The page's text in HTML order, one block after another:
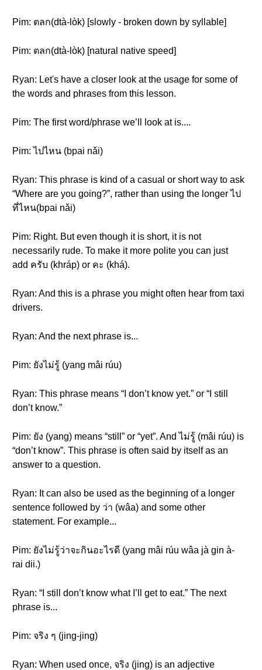
Pim: ตลก(dtà-lòk) [slowly - broken down by syllable]
Pim: ตลก(dtà-lòk) [natural native speed]
Ryan: Let's have a closer look at the usage for some of
the words and phrases from this lesson.
Pim: The first word/phrase we’ll look at is....
Pim: ไปไหน (bpai nǎi)
Ryan: This phrase is kind of a casual or short way to ask
“Where are you going?”, rather than using the longer ไป
ที่ไหน(bpai nǎi)
Pim: Right. But even though it is short, it is not
necessarily rude. To make it more polite you can just
add ครับ (khráp) or คะ (khá).
Ryan: And this is a phrase you might often hear from taxi
drivers.
Ryan: And the next phrase is...
Pim: ยังไม่รู้ (yang mâi rúu)
Ryan: This phrase means “I don’t know yet.” or “I still
don’t know.”
Pim: ยัง (yang) means “still” or “yet”. And ไม่รู้ (mâi rúu) is
“don’t know”. This phrase is often said by itself as an
answer to a question.
Ryan: It can also be used as the beginning of a longer
sentence followed by ว่า (wâa) and some other
statement. For example...
Pim: ยังไม่รู้ว่าจะกินอะไรดี (yang mâi rúu wâa jà gin à-
rai dii.)
Ryan: “I still don’t know what I’ll get to eat.” The next
phrase is...
Pim: จริง ๆ (jing-jing)
Ryan: When used once, จริง (jing) is an adjective